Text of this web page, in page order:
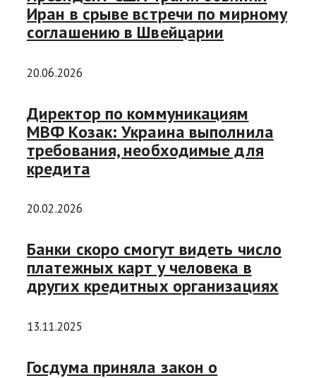
Иран в срыве встречи по мирному
соглашению в Швейцарии
20.06.2026
Директор по коммуникациям
МВФ Козак: Украина выполнила
требования, необходимые для
кредита
20.02.2026
Банки скоро смогут видеть число
платежных карт у человека в
других кредитных организациях
13.11.2025
Госдума приняла закон о